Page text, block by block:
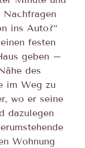
ins Auto?“
festen
geben –
des
im Weg zu
wo er seine
dazulegen
Wohnung